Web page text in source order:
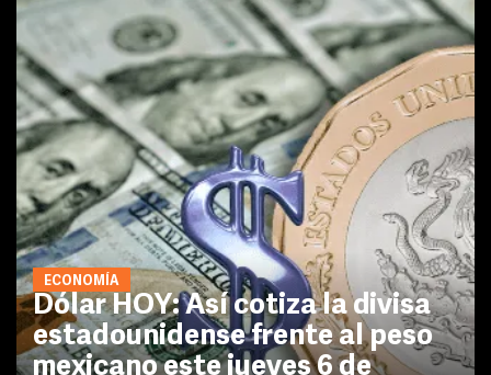
ECONOMÍA
Dólar HOY: Así cotiza la divisa
estadounidense frente al peso
mexicano este jueves 6 de